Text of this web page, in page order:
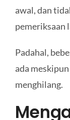
awal, dan
pemeriksaan
Padahal,
ada
menghilang.